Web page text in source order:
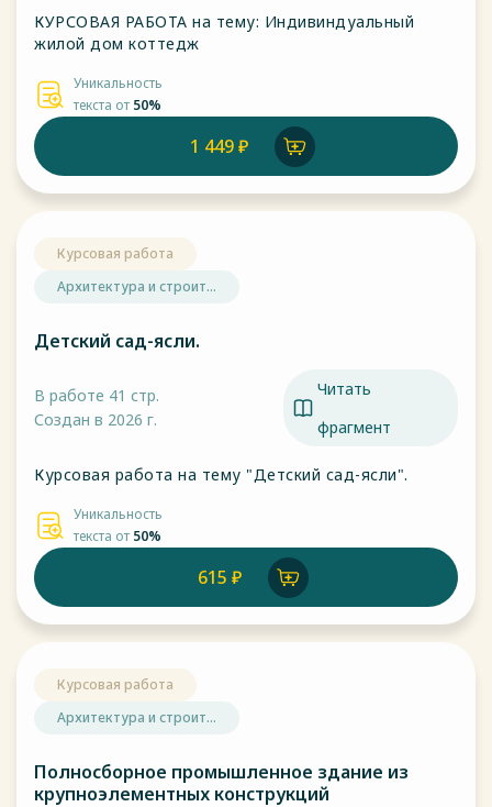
КУРСОВАЯ РАБОТА на тему: Индивиндуальный
жилой дом коттедж
Уникальность
текста от 50%
1 449 ₽
Курсовая работа
Архитектура и строит...
Детский сад-ясли.
В работе 41 стр.
Создан в 2026 г.
Читать
фрагмент
Курсовая работа на тему "Детский сад-ясли".
Уникальность
текста от 50%
615 ₽
Курсовая работа
Архитектура и строит...
Полносборное промышленное здание из
крупноэлементных конструкций